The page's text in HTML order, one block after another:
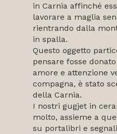
in Carnia affinché
lavorare a maglia
rientrando dalla
in spalla.
Questo oggetto
pensare fosse
amore e attenzione
compagna, è stato
della Carnia.
I nostri gugjet in
molto, assieme a
su portalibri e